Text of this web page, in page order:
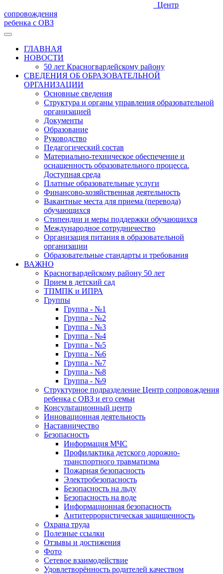
Центр
сопровождения
ребенка с ОВЗ
ГЛАВНАЯ
НОВОСТИ
50 лет Красногвардейскому району
СВЕДЕНИЯ ОБ ОБРАЗОВАТЕЛЬНОЙ
ОРГАНИЗАЦИИ
Основные сведения
Структура и органы управления образовательной
организацией
Документы
Образование
Руководство
Педагогический состав
Материально-техническое обеспечение и
оснащенность образовательного процесса.
Доступная среда
Платные образовательные услуги
Финансово-хозяйственная деятельность
Вакантные места для приема (перевода)
обучающихся
Стипендии и меры поддержки обучающихся
Международное сотрудничество
Организация питания в образовательной
организации
Образовательные стандарты и требования
ВАЖНО
Красногвардейскому району 50 лет
Прием в детский сад
ТПМПК и ИПРА
Группы
Группа - №1
Группа - №2
Группа - №3
Группа - №4
Группа - №5
Группа - №6
Группа - №7
Группа - №8
Группа - №9
Структурное подразделение Центр сопровождения
ребенка с ОВЗ и его семьи
Консультационный центр
Инновационная деятельность
Наставничество
Безопасность
Информация МЧС
Профилактика детского дорожно-
транспортного травматизма
Пожарная безопасность
Электробезопасность
Безопасность на льду
Безопасность на воде
Информационная безопасность
Антитеррористическая защищенность
Охрана труда
Полезные ссылки
Отзывы и достижения
Фото
Сетевое взаимодействие
Удовлетворённость родителей качеством